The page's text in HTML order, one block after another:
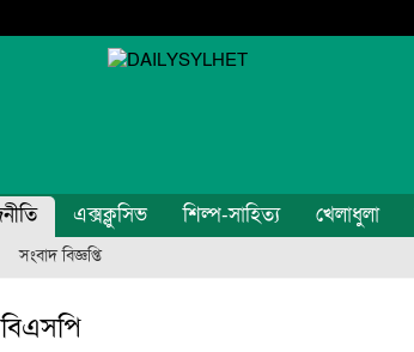
এক্সক্লুসিভ শিল্প-সাহিত্য খেলাধুলা
সংবাদ বিজ্ঞপ্তি